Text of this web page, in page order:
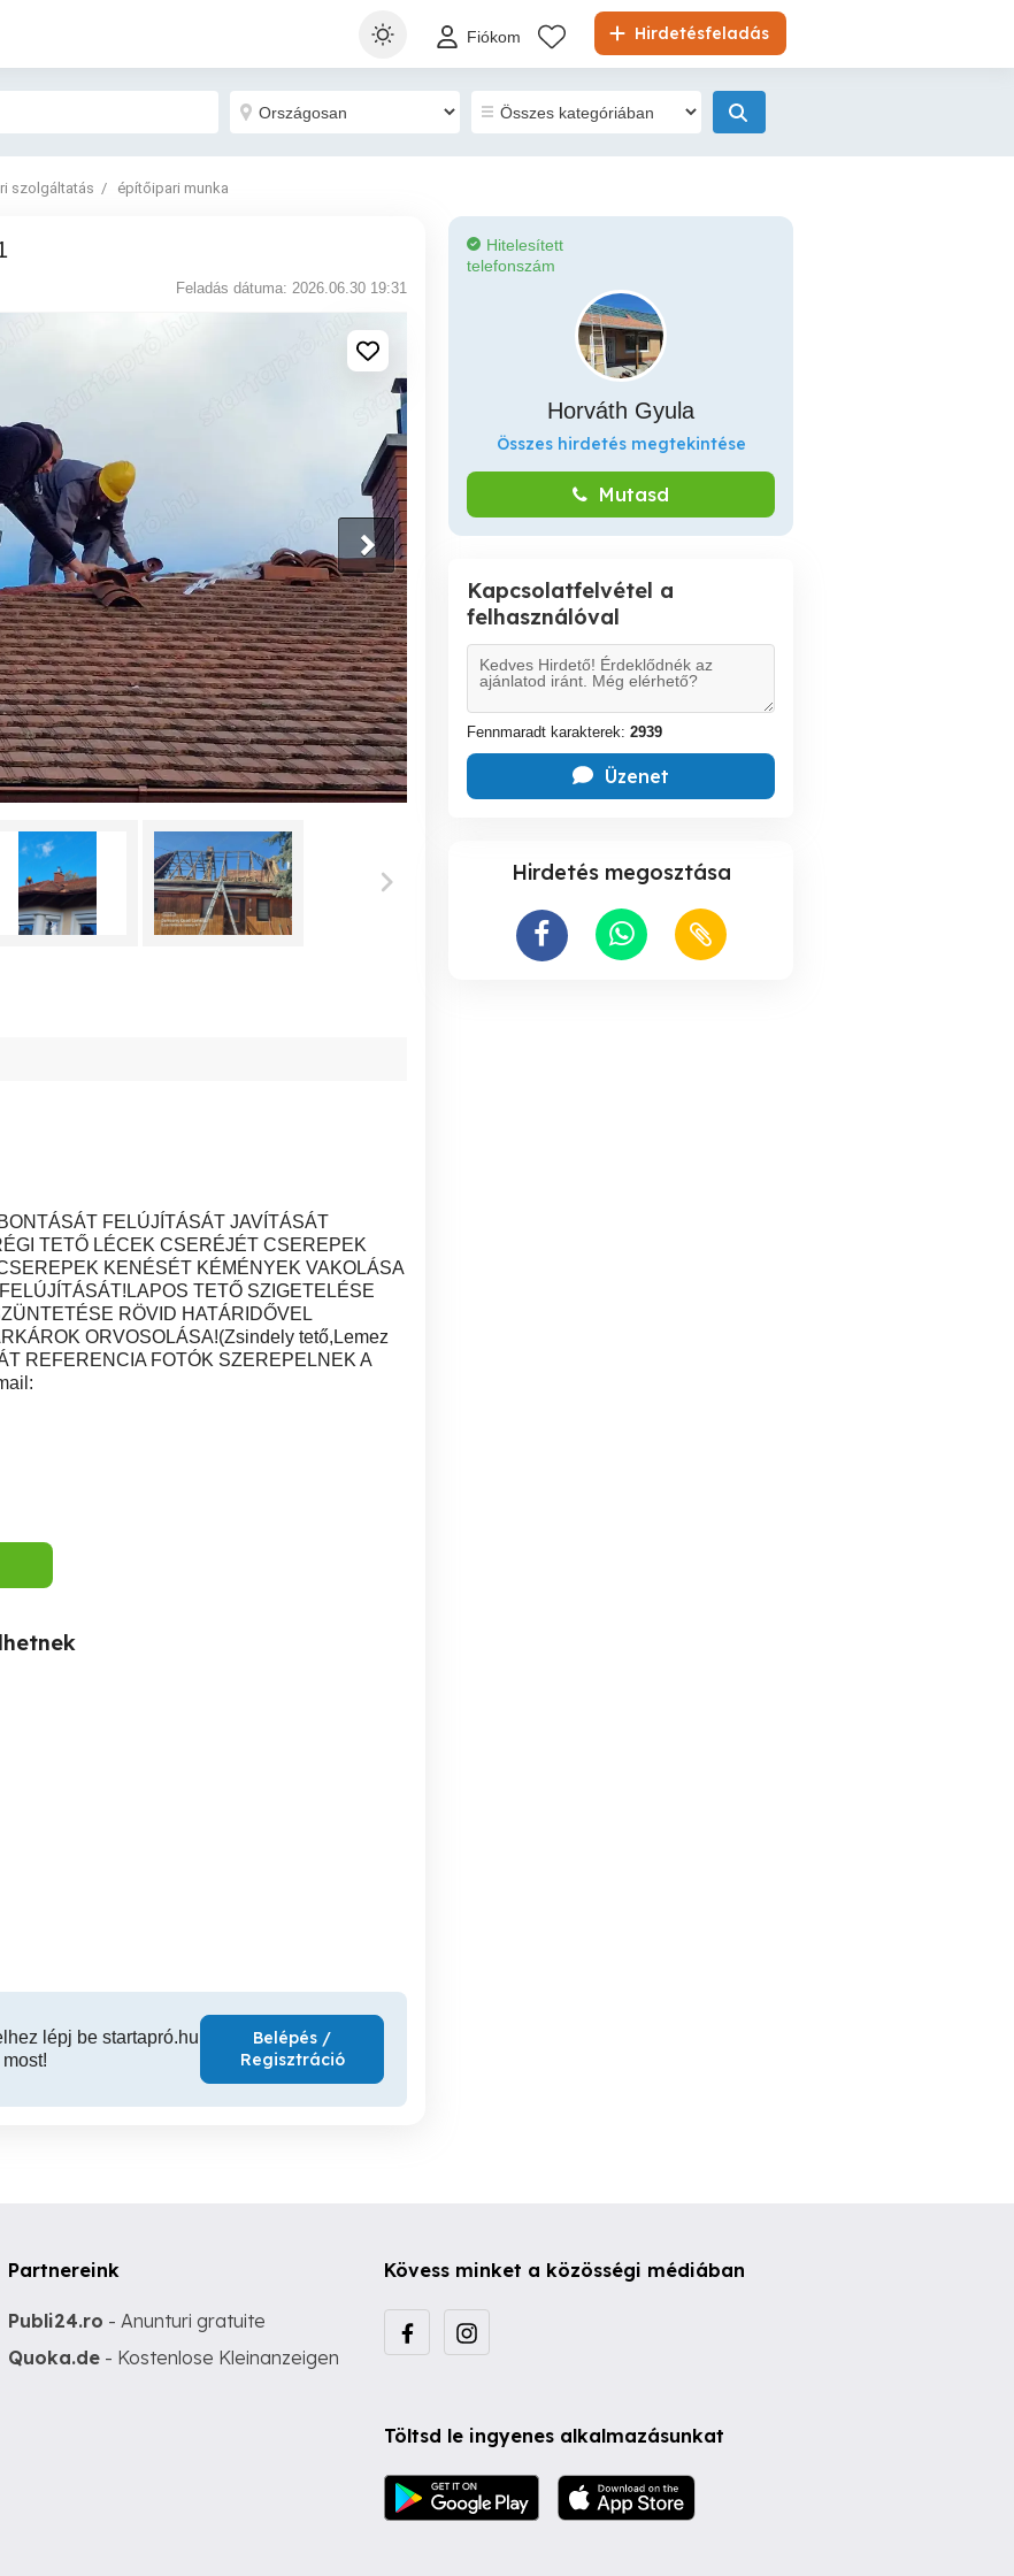
Hirdetésfeladás
Fiókom
szolgáltatás építőipari munka
Feladás dátuma: 2026.06.30 19:31
FELÚJÍTÁSÁT JAVÍTÁSÁT
TETŐ LÉCEK CSERÉJÉT CSEREPEK
KENÉSÉT KÉMÉNYEK VAKOLÁSA
TETŐ SZIGETELÉSE
RÖVID HATÁRIDŐVEL
ORVOSOLÁSA!(Zsindely tető,Lemez
REFERENCIA FOTÓK SZEREPELNEK A
lépj be startapró.hu
Belépés /
Regisztráció
Hitelesített
telefonszám
Horváth Gyula
Összes hirdetés megtekintése
Mutasd
Kapcsolatfelvétel a
felhasználóval
Fennmaradt karakterek: 2939
Üzenet
Hirdetés megosztása
Partnereink
Publi24.ro - Anunturi gratuite
Quoka.de - Kostenlose Kleinanzeigen
Kövess minket a közösségi médiában
Töltsd le ingyenes alkalmazásunkat